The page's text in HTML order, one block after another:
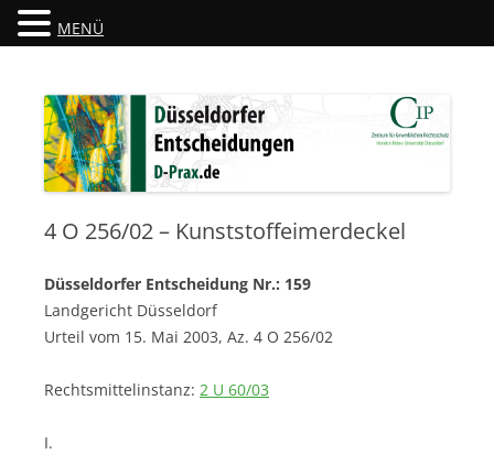
Düsseldorfer Entscheidungen
4 O 256/02 – Kunststoffeimerdeckel
Düsseldorfer Entscheidung Nr.: 159
Landgericht Düsseldorf
Urteil vom 15. Mai 2003, Az. 4 O 256/02
Rechtsmittelinstanz: 2 U 60/03
I.
MENÜ